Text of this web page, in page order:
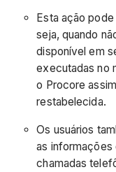
Esta ação
seja, quando
disponível em
executadas no
o Procore
restabelecida.
Os usuários
as informações
chamadas